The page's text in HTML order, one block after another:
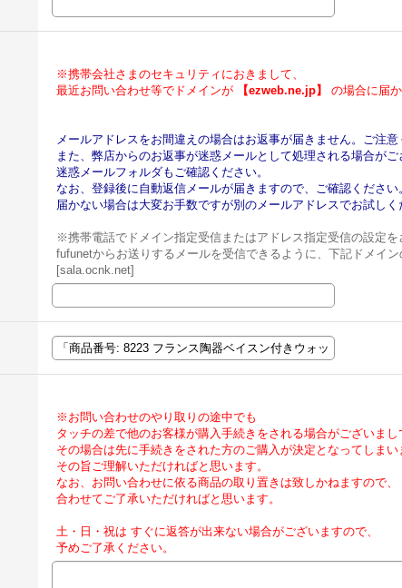
※携帯会社さまのセキュリティにおきまして、
最近お問い合わせ等でドメインが
【ezweb.ne.jp】 の場合に届
メールアドレスをお間違えの場合はお返事が届きません。ご注意
また、弊店からのお返事が迷惑メールとして処理される場合がご
迷惑メールフォルダもご確認ください。
なお、登録後に自動返信メールが届きますので、ご確認ください
届かない場合は大変お手数ですが別のメールアドレスでお試しく
※携帯電話でドメイン指定受信またはアドレス指定受信の設定を
fufunetからお送りするメールを受信できるように、下記ドメイン
[sala.ocnk.net]
※お問い合わせのやり取りの途中でも
タッチの差で他のお客様が購入手続きをされる場合がございまし
その場合は先に手続きをされた方のご購入が決定となってしまい
その旨ご理解いただければと思います。
なお、お問い合わせに依る商品の取り置きは致しかねますので、
合わせてご了承いただければと思います。
土・日・祝は すぐに返答が出来ない場合がございますので、
予めご了承ください。